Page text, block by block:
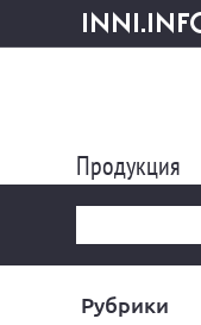
inni.info
и услуги
Продукция
Рубрики